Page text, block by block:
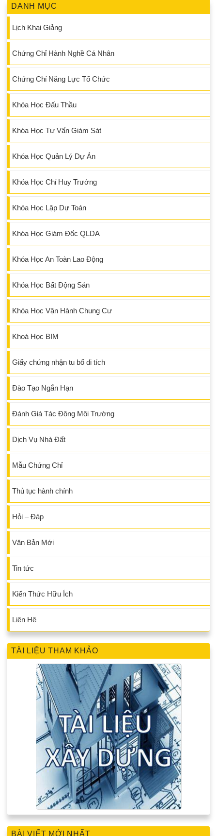
DANH MỤC
Lịch Khai Giảng
Chứng Chỉ Hành Nghề Cá Nhân
Chứng Chỉ Năng Lực Tổ Chức
Khóa Học Đấu Thầu
Khóa Học Tư Vấn Giám Sát
Khóa Học Quản Lý Dự Án
Khóa Học Chỉ Huy Trưởng
Khóa Học Lập Dự Toán
Khóa Học Giám Đốc QLDA
Khóa Học An Toàn Lao Động
Khóa Học Bất Động Sản
Khóa Học Vận Hành Chung Cư
Khoá Học BIM
Giấy chứng nhận tu bổ di tích
Đào Tạo Ngắn Hạn
Đánh Giá Tác Động Môi Trường
Dịch Vụ Nhà Đất
Mẫu Chứng Chỉ
Thủ tục hành chính
Hỏi – Đáp
Văn Bản Mới
Tin tức
Kiến Thức Hữu Ích
Liên Hệ
TÀI LIỆU THAM KHẢO
BÀI VIẾT MỚI NHẤT